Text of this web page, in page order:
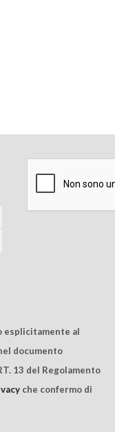
esplicitamente al
documento
13 del Regolamento
che confermo di